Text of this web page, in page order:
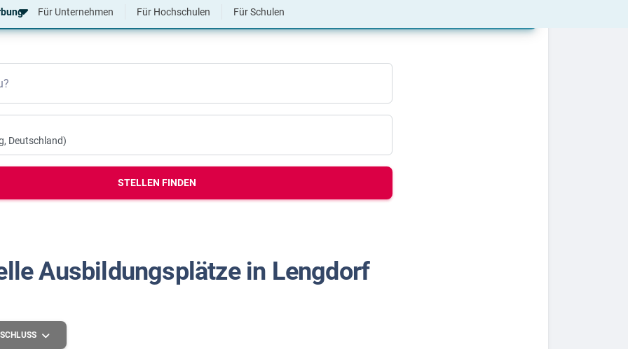
Bewerbung
Check
Für Unternehmen Für Hochschulen Für Schulen
STELLEN FINDEN
Ausbildungsplätze in Lengdorf